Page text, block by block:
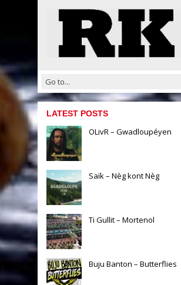
LATEST POSTS
OLivR – Gwadloupéyen
Saïk – Nèg kont Nèg
Ti Gullit – Mortenol
Buju Banton – Butterflies